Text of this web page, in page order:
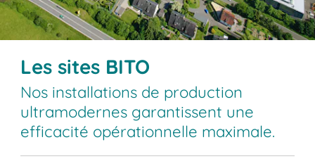
Les sites BITO
Nos installations de production
ultramodernes garantissent une
efficacité opérationnelle maximale.